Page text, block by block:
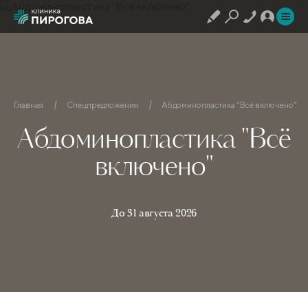
Главная Спецпредложения Абдоминопластика "Всё включено"
Абдоминопластика "Всё
включено"
До 31 августа 2026